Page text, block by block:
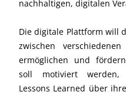
nachhaltigen, digitalen
Die digitale Plattform will
zwischen
ermöglichen und
soll motiviert werden,
Lessons Learned über